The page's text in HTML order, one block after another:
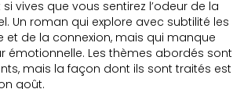
vives que vous sentirez l’odeur de la
Un roman qui explore avec subtilité les
et de la connexion, mais qui manque
émotionnelle. Les thèmes abordés sont
mais la façon dont ils sont traités est
goût.